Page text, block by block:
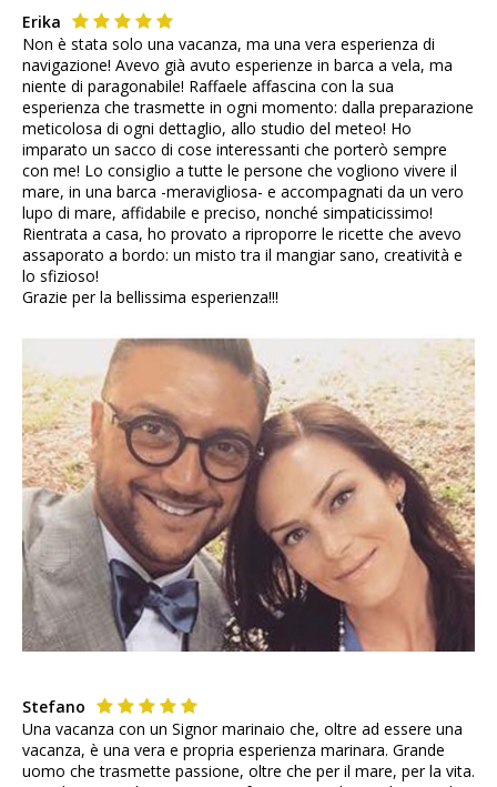
Erika
Non è stata solo una vacanza, ma una vera esperienza di
navigazione! Avevo già avuto esperienze in barca a vela, ma
niente di paragonabile! Raffaele affascina con la sua
esperienza che trasmette in ogni momento: dalla preparazione
meticolosa di ogni dettaglio, allo studio del meteo! Ho
imparato un sacco di cose interessanti che porterò sempre
con me! Lo consiglio a tutte le persone che vogliono vivere il
mare, in una barca -meravigliosa- e accompagnati da un vero
lupo di mare, affidabile e preciso, nonché simpaticissimo!
Rientrata a casa, ho provato a riproporre le ricette che avevo
assaporato a bordo: un misto tra il mangiar sano, creatività e
lo sfizioso!
Grazie per la bellissima esperienza!!!
Stefano
Una vacanza con un Signor marinaio che, oltre ad essere una
vacanza, è una vera e propria esperienza marinara. Grande
uomo che trasmette passione, oltre che per il mare, per la vita.